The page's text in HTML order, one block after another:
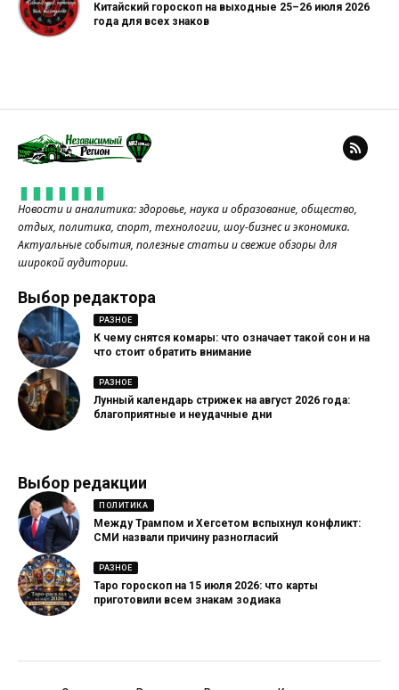
Китайский гороскоп на выходные 25–26 июля 2026
года для всех знаков
Новости и аналитика: здоровье, наука и образование, общество,
отдых, политика, спорт, технологии, шоу-бизнес и экономика.
Актуальные события, полезные статьи и свежие обзоры для
широкой аудитории.
Выбор редактора
РАЗНОЕ
К чему снятся комары: что означает такой сон и на
что стоит обратить внимание
РАЗНОЕ
Лунный календарь стрижек на август 2026 года:
благоприятные и неудачные дни
Выбор редакции
ПОЛИТИКА
Между Трампом и Хегсетом вспыхнул конфликт:
СМИ назвали причину разногласий
РАЗНОЕ
Таро гороскоп на 15 июля 2026: что карты
приготовили всем знакам зодиака